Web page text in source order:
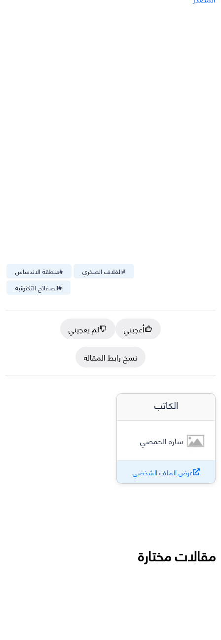
#منطقة الاندساس #الغلاف الصخري
#الصفائح التكتونية
أعجبني
لم يعجبني
نسخ رابط المقالة
الكاتب
ساره الحمصي
عرض الملف الشخصي
مقالات مختارة